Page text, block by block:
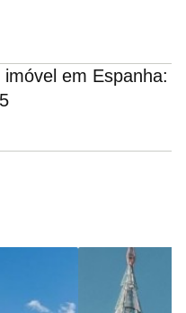
em Espanha: